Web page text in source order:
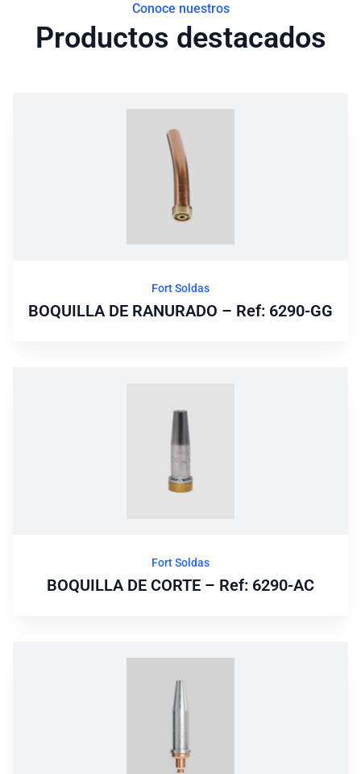
Conoce nuestros
Productos destacados
Fort Soldas
BOQUILLA DE RANURADO – Ref: 6290-GG
Fort Soldas
BOQUILLA DE CORTE – Ref: 6290-AC